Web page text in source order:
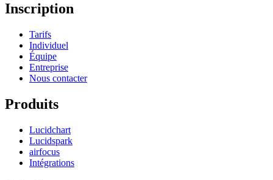
Inscription
Tarifs
Individuel
Équipe
Entreprise
Nous contacter
Produits
Lucidchart
Lucidspark
airfocus
Intégrations